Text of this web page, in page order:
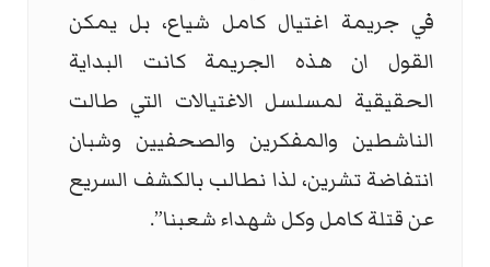
في جريمة اغتيال كامل شياع، بل يمكن
القول ان هذه الجريمة كانت البداية
الحقيقية لمسلسل الاغتيالات التي طالت
الناشطين والمفكرين والصحفيين وشبان
انتفاضة تشرين، لذا نطالب بالكشف السريع
عن قتلة كامل وكل شهداء شعبنا”.